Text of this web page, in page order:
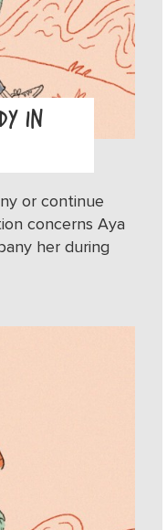
IN
or continue
concerns Aya
her during